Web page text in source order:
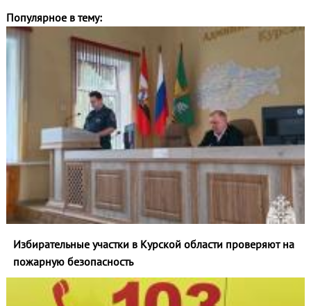
Популярное в тему:
Избирательные участки в Курской области проверяют на
пожарную безопасность